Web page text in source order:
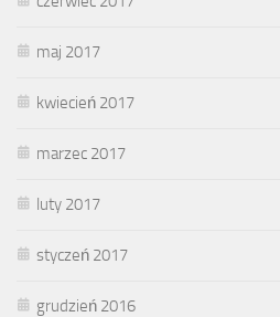
maj 2017
kwiecień 2017
marzec 2017
luty 2017
styczeń 2017
grudzień 2016